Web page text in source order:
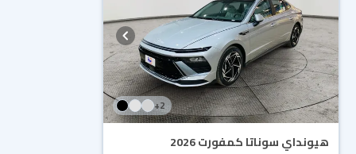
2
+
هيونداي سوناتا كمفورت 2026